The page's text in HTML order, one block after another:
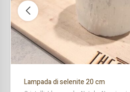
Lampada di selenite 20 cm